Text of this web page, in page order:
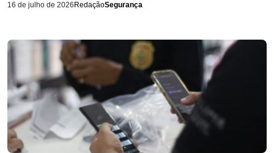
16 de julho de 2026 RedaçãoSegurança